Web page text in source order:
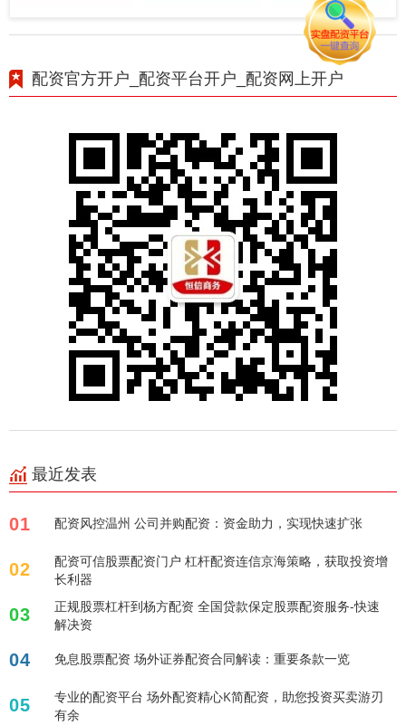
配资官方开户_配资平台开户_配资网上开户
最近发表
01 配资风控温州 公司并购配资：资金助力，实现快速扩张
02
配资可信股票配资门户 杠杆配资连信京海策略，获取投资增
长利器
03
正规股票杠杆到杨方配资 全国贷款保定股票配资服务-快速
解决资
04 免息股票配资 场外证券配资合同解读：重要条款一览
05
专业的配资平台 场外配资精心K简配资，助您投资买卖游刃
有余